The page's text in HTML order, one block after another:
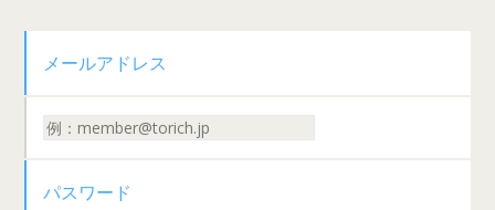
メールアドレス
パスワード